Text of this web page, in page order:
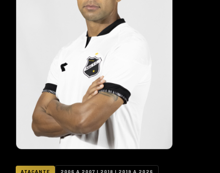
ATACANTE 2006 A 2007 | 2018 | 2019 A 2026